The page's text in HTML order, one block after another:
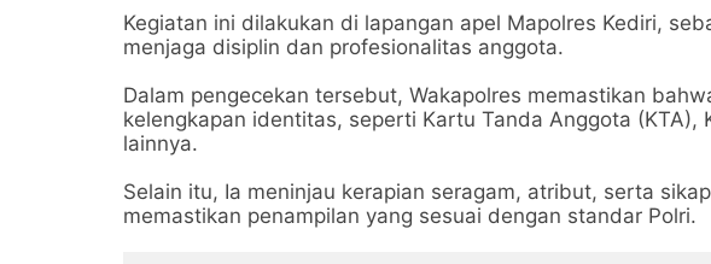
Kegiatan ini dilakukan di lapangan apel Mapolres Kediri,
menjaga disiplin dan profesionalitas anggota.
Dalam pengecekan tersebut, Wakapolres memastikan
kelengkapan identitas, seperti Kartu Tanda Anggota (KTA),
lainnya.
Selain itu, Ia meninjau kerapian seragam, atribut, serta
memastikan penampilan yang sesuai dengan standar Polri.